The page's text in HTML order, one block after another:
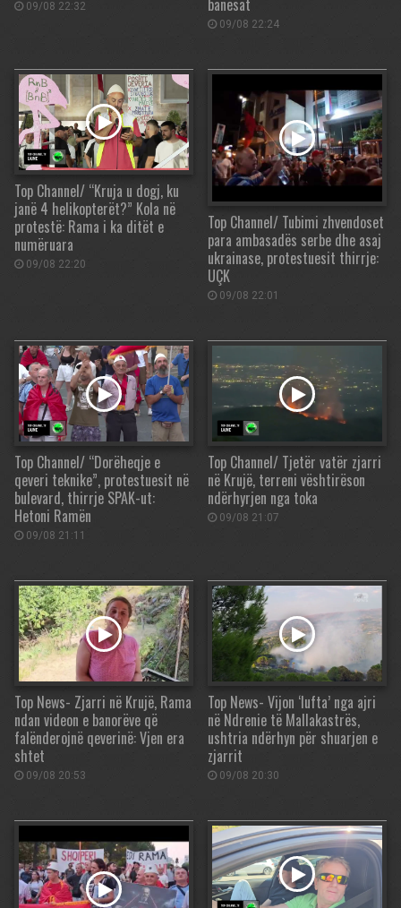
09/08 22:32 banesat
09/08 22:24
Top Channel/ “Kruja u dogj, ku
janë 4 helikopterët?” Kola në
protestë: Rama i ka ditët e
numëruara
09/08 22:20
Top Channel/ Tubimi zhvendoset
para ambasadës serbe dhe asaj
ukrainase, protestuesit thirrje:
UÇK
09/08 22:01
Top Channel/ “Dorëheqje e
qeveri teknike”, protestuesit në
bulevard, thirrje SPAK-ut:
Hetoni Ramën
09/08 21:11
Top Channel/ Tjetër vatër zjarri
në Krujë, terreni vështirëson
ndërhyrjen nga toka
09/08 21:07
Top News- Zjarri në Krujë, Rama
ndan videon e banorëve që
falënderojnë qeverinë: Vjen era
shtet
09/08 20:53
Top News- Vijon ‘lufta’ nga ajri
në Ndrenie të Mallakastrës,
ushtria ndërhyn për shuarjen e
zjarrit
09/08 20:30